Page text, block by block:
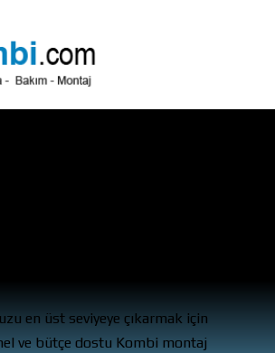
en üst seviyeye çıkarmak için
ve bütçe dostu Kombi montaj